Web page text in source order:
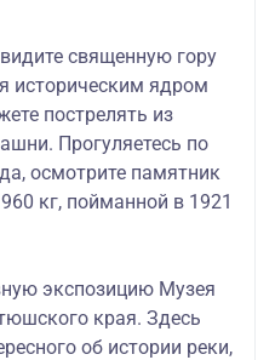
священную гору
историческим ядром
пострелять из
Прогуляетесь по
осмотрите памятник
кг, пойманной в 1921
экспозицию Музея
края. Здесь
об истории реки,